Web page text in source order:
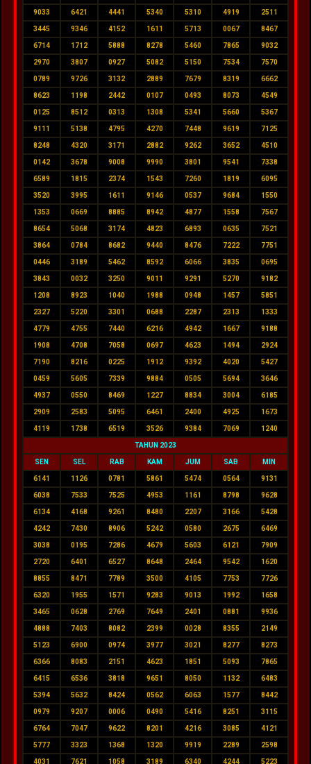
9033 6421 4441 5340 5310 4919 2511
3445 9346 4152 1611 5713 0067 8467
6714 1712 5888 8278 5460 7865 9032
2970 3807 0927 5082 5150 7534 7570
0789 9726 3132 2889 7679 8319 6662
8623 1198 2442 0107 0493 8073 4549
0125 8512 0313 1308 5341 5660 5367
9111 5138 4795 4270 7448 9619 7125
8248 4320 3171 2882 9262 3652 4510
0142 3678 9008 9990 3801 9541 7338
6589 1815 2374 1543 7260 1819 6095
3520 3995 1611 9146 0537 9684 1550
1353 0669 8885 8942 4877 1558 7567
8654 5068 3174 4823 6893 0635 7521
3864 0784 8682 9440 8476 7222 7751
0446 3189 5462 8592 6066 3835 0695
3843 0032 3250 9011 9291 5270 9182
1208 8923 1040 1988 0948 1457 5851
2327 5220 3301 0688 2287 2313 1333
4779 4755 7440 6216 4942 1667 9188
1908 4708 7058 0697 4623 1494 2924
7190 8216 0225 1912 9392 4020 5427
0459 5605 7339 9884 0505 5694 3646
4937 0550 8469 1227 8834 3004 6185
2909 2583 5095 6461 2400 4925 1673
4119 1738 6519 3526 9384 7069 1240
TAHUN 2023
SEN SEL RAB KAM JUM SAB MIN
6141 1126 0781 5861 5474 0564 9131
6038 7533 7525 4953 1161 8798 9628
6134 4168 9261 8480 2207 3166 5428
4242 7430 8906 5242 0580 2675 6469
3038 0195 7286 4679 5603 6121 7909
2720 6401 6527 8648 2464 9542 1620
8855 8471 7789 3500 4105 7753 7726
6320 1955 1571 9283 9013 1992 1658
3465 0628 2769 7649 2401 0881 9936
4888 7403 8082 2399 0028 8355 2149
5123 6900 0974 3977 3021 8277 8273
6366 8083 2151 4623 1851 5093 7865
6415 6536 3818 9651 8050 1132 6483
5394 5632 8424 0562 6063 1577 8442
0979 9207 0006 0490 5416 8251 3115
6764 7047 9622 8201 4216 3085 4121
5777 3323 1368 1320 9919 2289 2598
4031 7621 1058 3189 6340 4244 5223